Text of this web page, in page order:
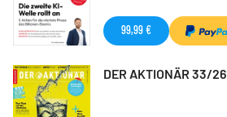
99,99 €
DER AKTIONÄR 33/26